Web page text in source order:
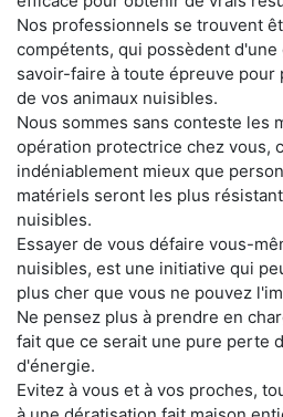
Nos professionnels se trouvent
compétents, qui possèdent
savoir-faire à toute épreuve pour
de vos animaux nuisibles.
Nous sommes sans conteste les
opération protectrice chez vous,
indéniablement mieux que
matériels seront les plus
nuisibles.
Essayer de vous défaire vous-
nuisibles, est une initiative qui
plus cher que vous ne pouvez
Ne pensez plus à prendre en
fait que ce serait une pure perte
d'énergie.
Evitez à vous et à vos proches,